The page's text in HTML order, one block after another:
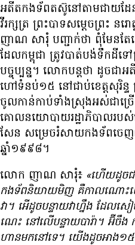
អតីត​កងទ័ព​តស៊ូ​នៅ​តាម​ជាយដែន​
វីរក្សត្រ ព្រះ​បាទ​សម្ដេច​ព្រះ
ញាណ សារុំ បញ្ជាក់​ថា ពុំ​មែន​តែ​ន
ដែល​កម្ពុជា ត្រូវ​បាត់​បង់​ទឹកដី​ទ
បច្ចុប្បន្ន។ លោក​បន្ត​ថា ដូច​ជ
ហៅ​ទំនប់​១៥ នៅ​ជាប់​ខេត្ត​សុរិន្ទ
ចូល​កាន់​កាប់​ទាំង​ស្រុង​អស់​ជា​ច្រ
គោល​នយោបាយ​រដ្ឋាភិបាល​របស់​
សែន សម្រេច​រំសាយ​កងទ័ព​ចេញ​
ឆ្នាំ​១៩៩៨។
លោក ញាណ សារុំ៖ «ហើយ​ដូច​ជ
កងទ័ព​និយាយ​មិញ គឺ​កាល​ណោះ​យ
វា។ អើ​ដូច​បន្ទាយ​វា​ហ្នឹង ដែល​សៀ
ណេះ នៅ​លើ​បន្ទាយ​បារ៉ា។ អ៊ីចឹ
ហាន​មក​នៅ​ទេ។ យើង​ដូច​អាង​១